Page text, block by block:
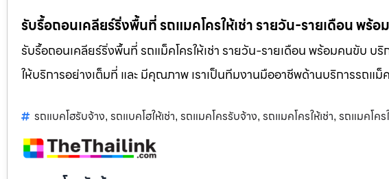
รับรื้อถอนเคลียร์ริ่งพื้นที่ รถแมคโครให้เช่า รายวัน-รายเดือน พร้
รับรื้อถอนเคลียร์ริ่งพื้นที่ รถแม็คโครให้เช่า รายวัน-รายเดือน พร้อมคนขับ บ
ให้บริการอย่างเต็มที่ และ มีคุณภาพ เราเป็นทีมงานมืออาชีพด้านบริการรถแม็
รถแบคโฮรับจ้าง, รถแบคโฮให้เช่า, รถแมคโครรับจ้าง, รถแมคโครให้เช่า, รถแมคโคร